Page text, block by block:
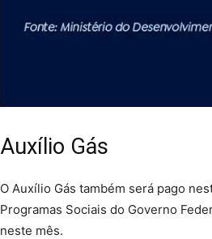
Auxílio Gás
O Auxílio Gás também será pago
Programas Sociais do Governo
neste mês.